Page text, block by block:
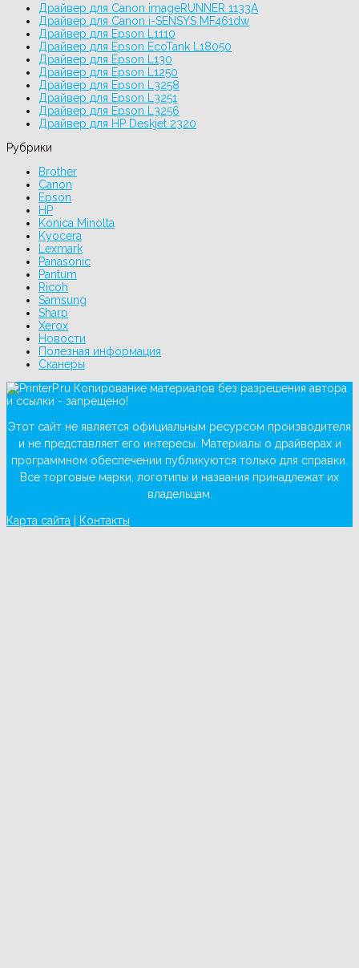
Драйвер для Canon imageRUNNER 1133A
Драйвер для Canon i-SENSYS MF461dw
Драйвер для Epson L1110
Драйвер для Epson EcoTank L18050
Драйвер для Epson L130
Драйвер для Epson L1250
Драйвер для Epson L3258
Драйвер для Epson L3251
Драйвер для Epson L3256
Драйвер для HP Deskjet 2320
Рубрики
Brother
Canon
Epson
HP
Konica Minolta
Kyocera
Lexmark
Panasonic
Pantum
Ricoh
Samsung
Sharp
Xerox
Новости
Полезная информация
Сканеры
Копирование материалов без разрешения автора
и ссылки - запрещено!
Этот сайт не является официальным ресурсом производителя
и не представляет его интересы. Материалы о драйверах и
программном обеспечении публикуются только для справки.
Все торговые марки, логотипы и названия принадлежат их
владельцам.
Карта сайта Контакты